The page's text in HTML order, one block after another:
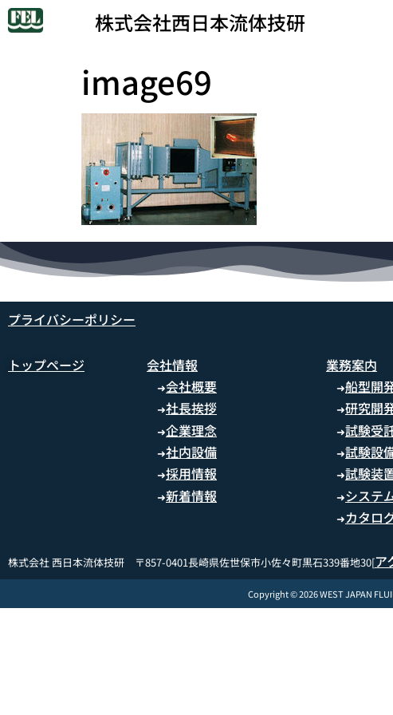
株式会社西日本流体技研
image69
プライバシーポリシー
トップページ 会社情報
➜会社概要
➜社長挨拶
➜企業理念
➜社内設備
➜採用情報
➜新着情報
業務案内
➜船型開
➜研究開
➜試験受
➜試験設
➜試験装
➜システ
➜カタロ
株式会社 西日本流体技研 〒857-0401長崎県佐世保市小佐々町黒石339番地30[ア
Copyright © 2026 WEST JAPAN